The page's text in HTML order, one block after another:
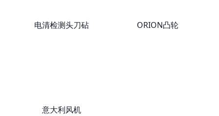
电清检测头刀砧 ORION凸轮
意大利风机